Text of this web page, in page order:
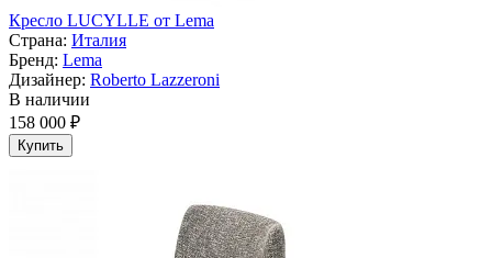
Кресло LUCYLLE от Lema
Страна: Италия
Бренд: Lema
Дизайнер: Roberto Lazzeroni
В наличии
158 000 ₽
Купить